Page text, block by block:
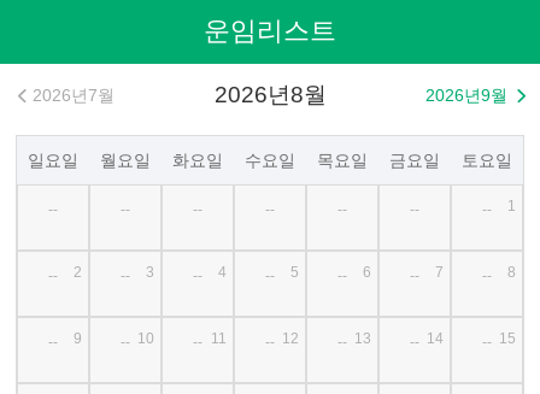
운임리스트
2026년8월
 2026년7월 2026년9월 
일요일 월요일 화요일 수요일 목요일 금요일 토요일
-- -- -- -- -- -- -- 1
-- 2 -- 3 -- 4 -- 5 -- 6 -- 7 -- 8
-- 9 -- 10 -- 11 -- 12 -- 13 -- 14 -- 15